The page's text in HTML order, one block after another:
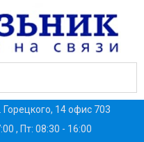
Горецкого, 14 офис 703
, Пт: 08:30 - 16:00